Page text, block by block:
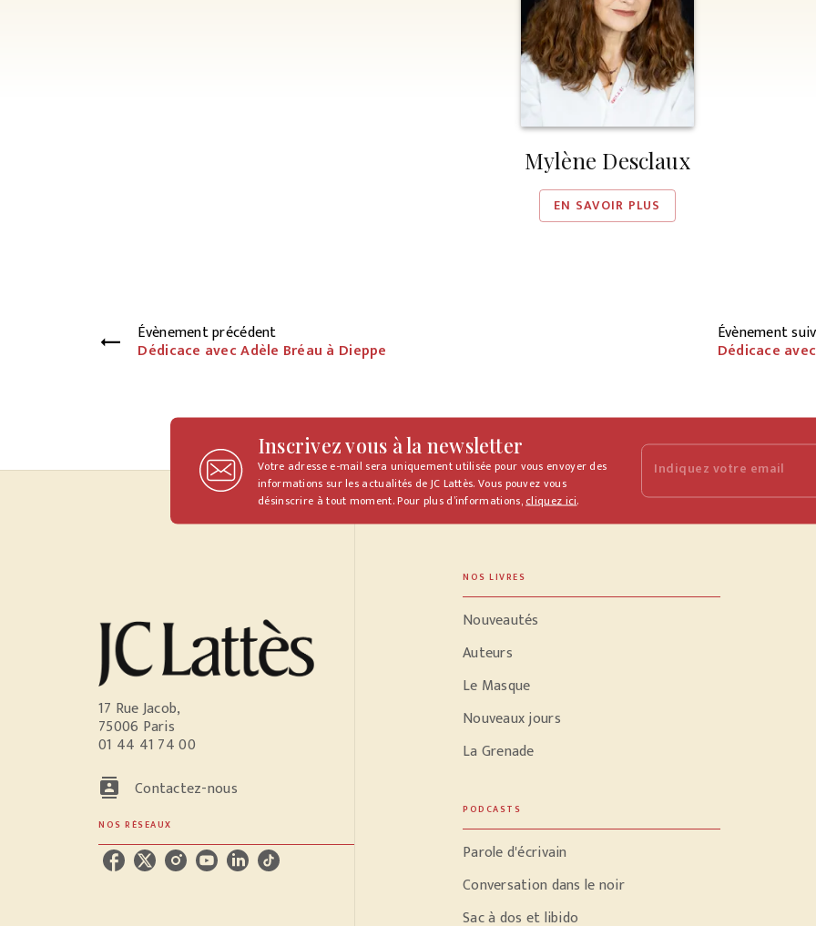
Mylène Desclaux
EN SAVOIR PLUS
Évènement précédent
Dédicace avec Adèle Bréau à Dieppe
Évènement
Dédicace
Inscrivez vous à la newsletter
Votre adresse e-mail sera uniquement utilisée pour vous envoyer des
informations sur les actualités de JC Lattès. Vous pouvez vous
désinscrire à tout moment. Pour plus d’informations,cliquez ici.
Indiquez votre email
17 Rue Jacob,
75006 Paris
01 44 41 74 00
contacts Contactez-nous
NOS RÉSEAUX
NOS LIVRES
Nouveautés
Auteurs
Le Masque
Nouveaux jours
La Grenade
PODCASTS
Parole d'écrivain
Conversation dans le noir
Sac à dos et libido